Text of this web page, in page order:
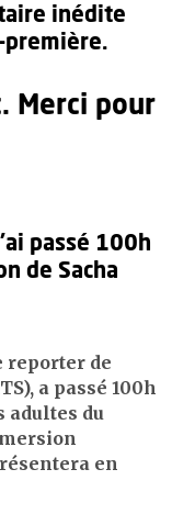
inédite
première.
Merci pour
passé 100h
de Sacha
reporter de
a passé 100h
adultes du
en